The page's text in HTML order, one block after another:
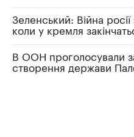
Зеленський: Війна
коли у кремля
В ООН проголосували
створення держави